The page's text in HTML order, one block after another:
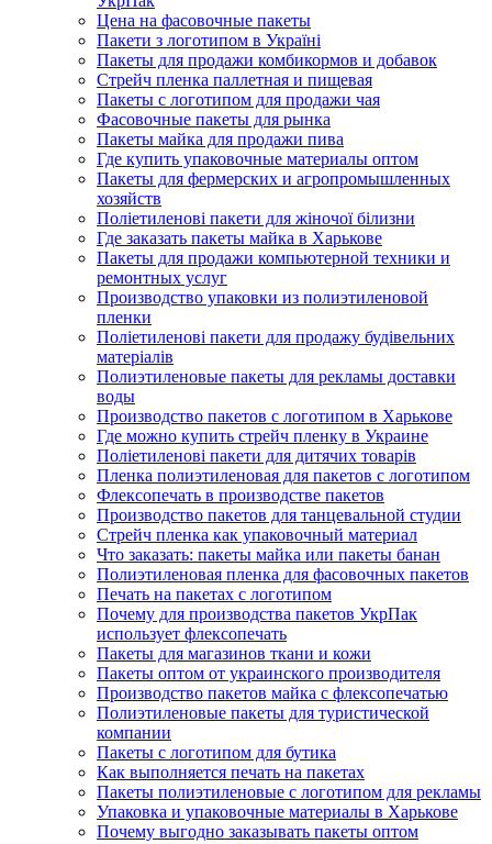
Цена на фасовочные пакеты
Пакети з логотипом в Україні
Пакеты для продажи комбикормов и добавок
Стрейч пленка паллетная и пищевая
Пакеты с логотипом для продажи чая
Фасовочные пакеты для рынка
Пакеты майка для продажи пива
Где купить упаковочные материалы оптом
Пакеты для фермерских и агропромышленных
хозяйств
Поліетиленові пакети для жіночої білизни
Где заказать пакеты майка в Харькове
Пакеты для продажи компьютерной техники и
ремонтных услуг
Производство упаковки из полиэтиленовой
пленки
Поліетиленові пакети для продажу будівельних
матеріалів
Полиэтиленовые пакеты для рекламы доставки
воды
Производство пакетов с логотипом в Харькове
Где можно купить стрейч пленку в Украине
Поліетиленові пакети для дитячих товарів
Пленка полиэтиленовая для пакетов с логотипом
Флексопечать в производстве пакетов
Производство пакетов для танцевальной студии
Стрейч пленка как упаковочный материал
Что заказать: пакеты майка или пакеты банан
Полиэтиленовая пленка для фасовочных пакетов
Печать на пакетах с логотипом
Почему для производства пакетов УкрПак
использует флексопечать
Пакеты для магазинов ткани и кожи
Пакеты оптом от украинского производителя
Производство пакетов майка с флексопечатью
Полиэтиленовые пакеты для туристической
компании
Пакеты с логотипом для бутика
Как выполняется печать на пакетах
Пакеты полиэтиленовые с логотипом для рекламы
Упаковка и упаковочные материалы в Харькове
Почему выгодно заказывать пакеты оптом